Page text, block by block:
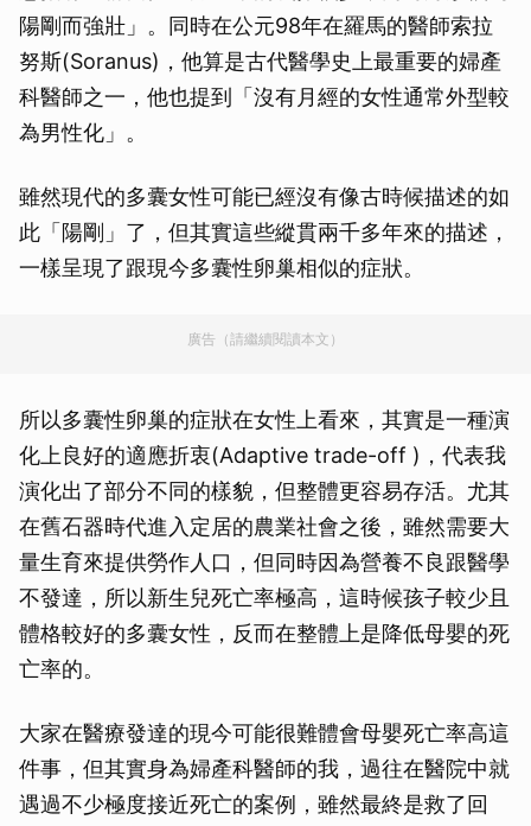
陽剛而強壯」。同時在公元98年在羅馬的醫師索拉
努斯(Soranus)，他算是古代醫學史上最重要的婦產
科醫師之一，他也提到「沒有月經的女性通常外型較
為男性化」。
雖然現代的多囊女性可能已經沒有像古時候描述的如
此「陽剛」了，但其實這些縱貫兩千多年來的描述，
一樣呈現了跟現今多囊性卵巢相似的症狀。
廣告（請繼續閱讀本文）
所以多囊性卵巢的症狀在女性上看來，其實是一種演
化上良好的適應折衷(Adaptive trade-off )，代表我
演化出了部分不同的樣貌，但整體更容易存活。尤其
在舊石器時代進入定居的農業社會之後，雖然需要大
量生育來提供勞作人口，但同時因為營養不良跟醫學
不發達，所以新生兒死亡率極高，這時候孩子較少且
體格較好的多囊女性，反而在整體上是降低母嬰的死
亡率的。
大家在醫療發達的現今可能很難體會母嬰死亡率高這
件事，但其實身為婦產科醫師的我，過往在醫院中就
遇過不少極度接近死亡的案例，雖然最終是救了回